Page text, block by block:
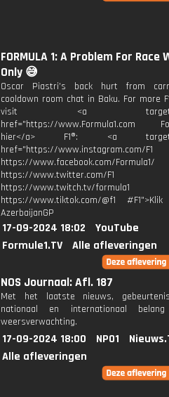
FORMULA 1: A Problem For Race
Only 😅
Oscar Piastri’s back hurt from
cooldown room chat in Baku. For more
visit <a
href="https://www.Formula1.com
hier</a> F1®: <a
href="https://www.instagram.com/F1
https://www.facebook.com/Formula1/
https://www.twitter.com/F1
https://www.twitch.tv/formula1
https://www.tiktok.com/@f1
AzerbaijanGP
17-09-2024 18:02
YouTube
Formule1.TV
Alle afleveringen
NOS Journaal: Afl. 187
Met het laatste nieuws,
nationaal en internationaal
weersverwachting.
17-09-2024 18:00 NPO1
Alle afleveringen